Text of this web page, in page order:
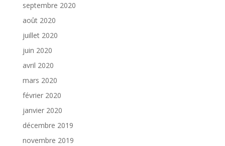
septembre 2020
août 2020
juillet 2020
juin 2020
avril 2020
mars 2020
février 2020
janvier 2020
décembre 2019
novembre 2019